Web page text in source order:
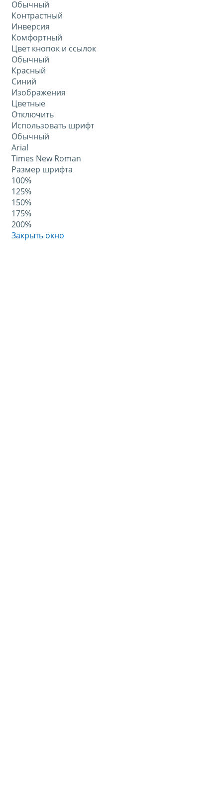
Обычный
Контрастный
Инверсия
Комфортный
Цвет кнопок и ссылок
Обычный
Красный
Синий
Изображения
Цветные
Отключить
Использовать шрифт
Обычный
Arial
Times New Roman
Размер шрифта
100%
125%
150%
175%
200%
Закрыть окно